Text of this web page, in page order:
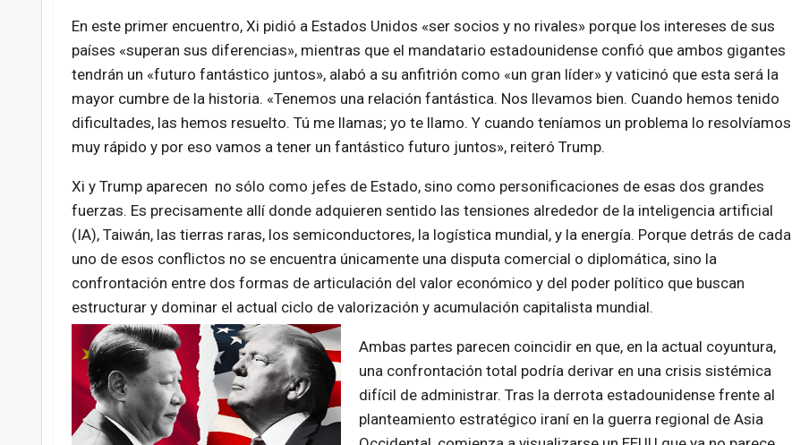
En este primer encuentro, Xi pidió a Estados Unidos «ser socios y no rivales» porque los intereses de sus
países «superan sus diferencias», mientras que el mandatario estadounidense confió que ambos gigantes
tendrán un «futuro fantástico juntos», alabó a su anfitrión como «un gran líder» y vaticinó que esta será la
mayor cumbre de la historia. «Tenemos una relación fantástica. Nos llevamos bien. Cuando hemos tenido
dificultades, las hemos resuelto. Tú me llamas; yo te llamo. Y cuando teníamos un problema lo resolvíamos
muy rápido y por eso vamos a tener un fantástico futuro juntos», reiteró Trump.
Xi y Trump aparecen no sólo como jefes de Estado, sino como personificaciones de esas dos grandes
fuerzas. Es precisamente allí donde adquieren sentido las tensiones alrededor de la inteligencia artificial
(IA), Taiwán, las tierras raras, los semiconductores, la logística mundial, y la energía. Porque detrás de cada
uno de esos conflictos no se encuentra únicamente una disputa comercial o diplomática, sino la
confrontación entre dos formas de articulación del valor económico y del poder político que buscan
estructurar y dominar el actual ciclo de valorización y acumulación capitalista mundial.
Ambas partes parecen coincidir en que, en la actual coyuntura,
una confrontación total podría derivar en una crisis sistémica
difícil de administrar. Tras la derrota estadounidense frente al
planteamiento estratégico iraní en la guerra regional de Asia